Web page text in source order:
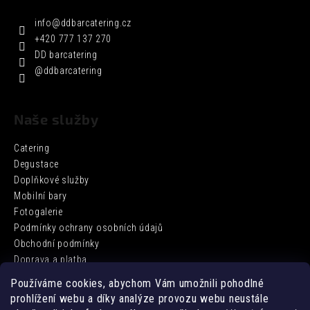
Používáme cookies, abychom Vám umožnili pohodlné
prohlížení webu a díky analýze provozu webu neustále
info@ddbarcatering.cz
+420 777 137 270
DD barcatering
@ddbarcatering
Naše služby
Catering
Degustace
Doplňkové služby
Mobilní bary
Fotogalerie
Podmínky ochrany osobních údajů
Obchodní podmínky
Doprava a platba